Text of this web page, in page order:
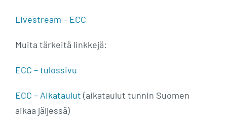
Livestream – ECC
Muita tärkeitä linkkejä:
ECC – tulossivu
ECC – Aikataulut (aikataulut tunnin Suomen
aikaa jäljessä)